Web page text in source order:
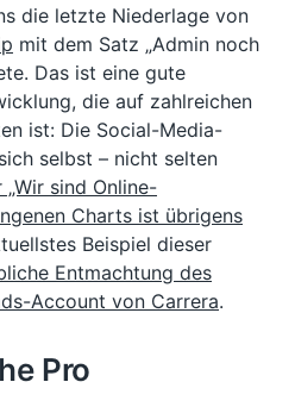
die letzte Niederlage von
mit dem Satz „Admin noch
Das ist eine gute
die auf zahlreichen
ist: Die Social-Media-
selbst – nicht selten
„Wir sind Online-
Charts ist übrigens
Beispiel dieser
Entmachtung des
Account von Carrera.
Pro